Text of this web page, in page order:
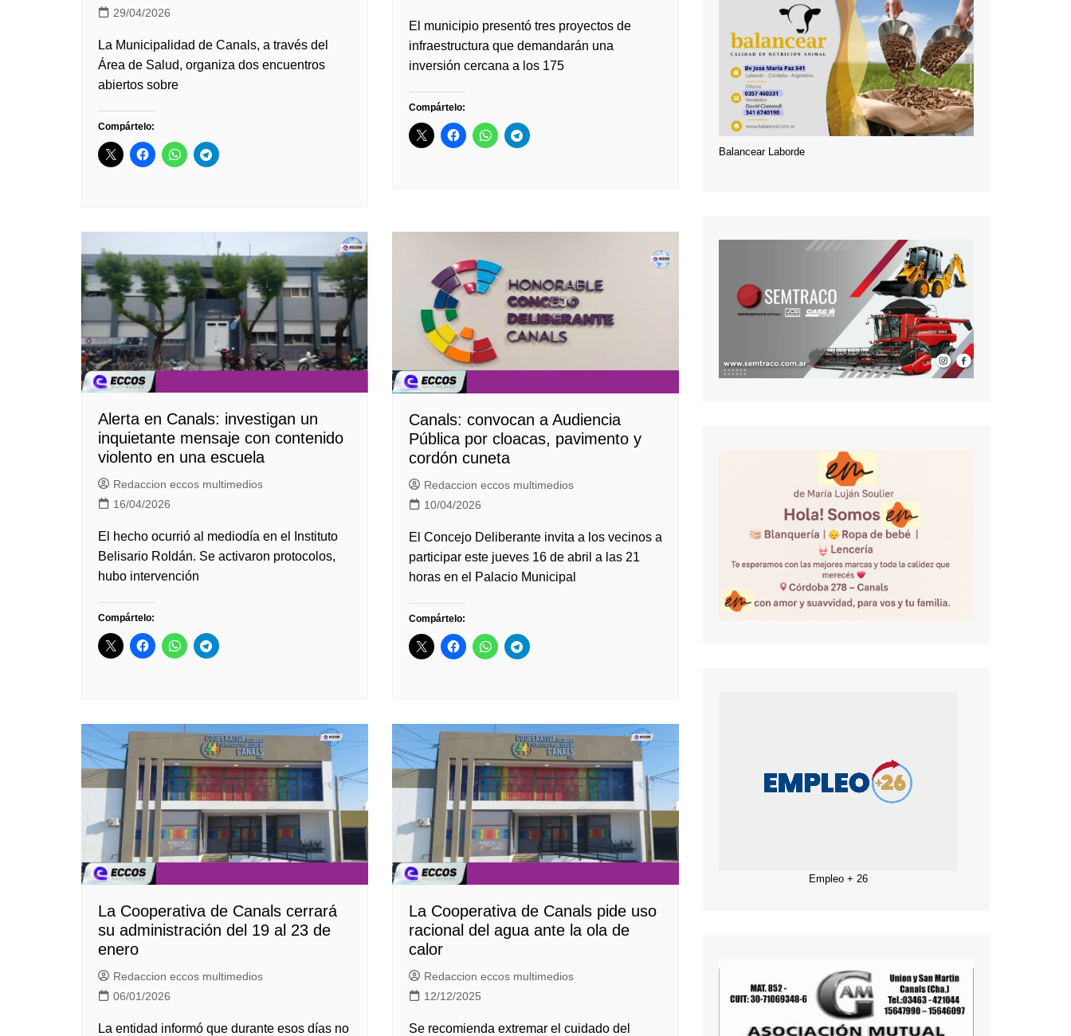
29/04/2026
La Municipalidad de Canals, a través del
Área de Salud, organiza dos encuentros
abiertos sobre
Compártelo:
El municipio presentó tres proyectos de
infraestructura que demandarán una
inversión cercana a los 175
Compártelo:
Alerta en Canals: investigan un
inquietante mensaje con contenido
violento en una escuela
Redaccion eccos multimedios
16/04/2026
El hecho ocurrió al mediodía en el Instituto
Belisario Roldán. Se activaron protocolos,
hubo intervención
Compártelo:
Canals: convocan a Audiencia
Pública por cloacas, pavimento y
cordón cuneta
Redaccion eccos multimedios
10/04/2026
El Concejo Deliberante invita a los vecinos a
participar este jueves 16 de abril a las 21
horas en el Palacio Municipal
Compártelo:
La Cooperativa de Canals cerrará
su administración del 19 al 23 de
enero
Redaccion eccos multimedios
06/01/2026
La entidad informó que durante esos días no
La Cooperativa de Canals pide uso
racional del agua ante la ola de
calor
Redaccion eccos multimedios
12/12/2025
Se recomienda extremar el cuidado del
Balancear Laborde
Empleo + 26